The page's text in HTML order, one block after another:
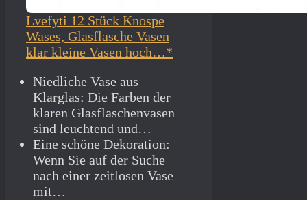
Lvefyti 12 Stück Knospe
Wases, Glasflasche Vasen
klar kleine Vasen hoch…*
Niedliche Vase aus
Klarglas: Die Farben der
klaren Glasflaschenvasen
sind leuchtend und…
Eine schöne Dekoration:
Wenn Sie auf der Suche
nach einer zeitlosen Vase
mit…